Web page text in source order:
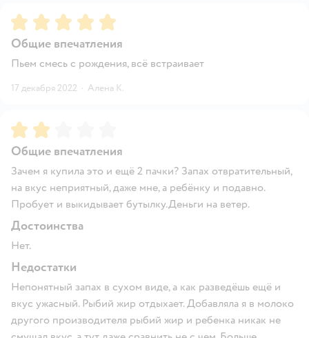
Рейтинг:5
Общие впечатления
Пьем смесь с рождения, всё встраивает
17 декабря 2022 · Алена К.
Рейтинг:
Общие впечатления
Зачем я купила это и ещё 2 пачки? Запах отвратительный,
на вкус неприятный, даже мне, а ребёнку и подавно.
Пробует и выкидывает бутылку.Деньги на ветер.
Достоинства
Нет.
Недостатки
Непонятный запах в сухом виде, а как разведёшь ещё и
вкус ужасный. Рыбий жир отдыхает. Добавляла я в молоко
другого производителя рыбий жир и ребенка никак не